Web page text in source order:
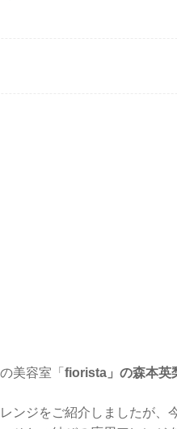
美容室「 fiorista」の森本英
ンジをご紹介しましたが、